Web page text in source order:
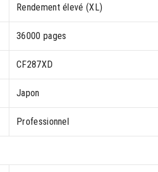
Rendement élevé (XL)
36000 pages
CF287XD
Japon
Professionnel